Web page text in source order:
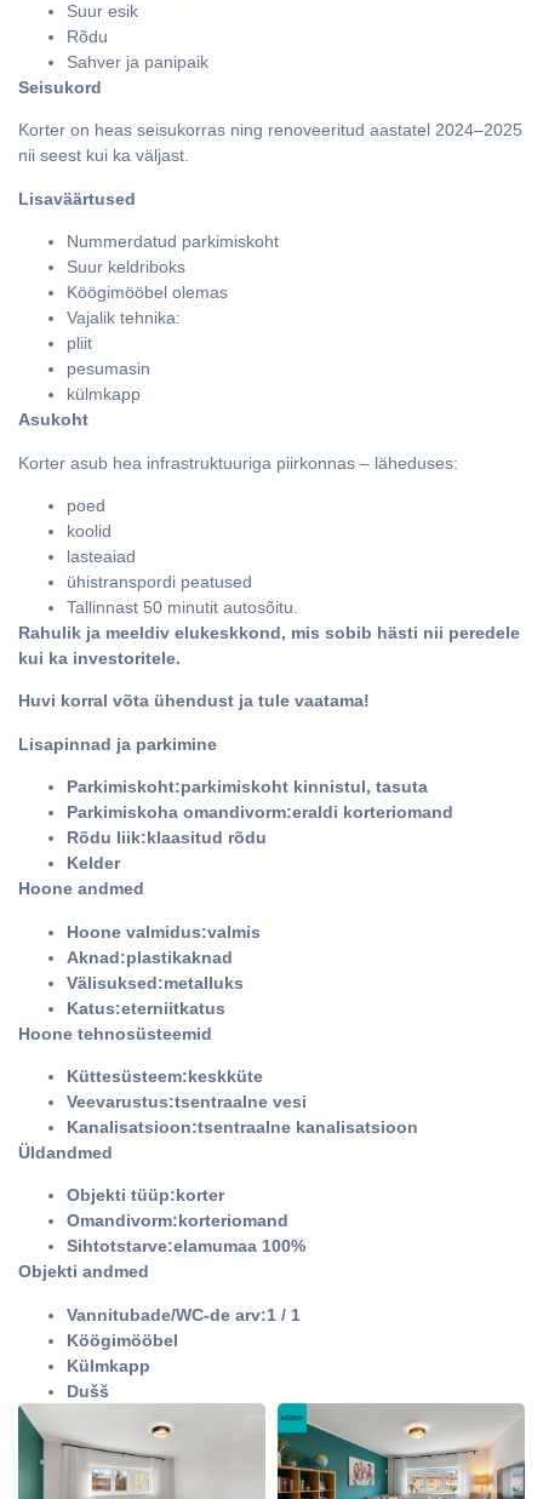
Suur esik
Rõdu
Sahver ja panipaik
Seisukord
Korter on heas seisukorras ning renoveeritud aastatel 2024–2025
nii seest kui ka väljast.
Lisaväärtused
Nummerdatud parkimiskoht
Suur keldriboks
Köögimööbel olemas
Vajalik tehnika:
pliit
pesumasin
külmkapp
Asukoht
Korter asub hea infrastruktuuriga piirkonnas – läheduses:
poed
koolid
lasteaiad
ühistranspordi peatused
Tallinnast 50 minutit autosõitu.
Rahulik ja meeldiv elukeskkond, mis sobib hästi nii peredele
kui ka investoritele.
Huvi korral võta ühendust ja tule vaatama!
Lisapinnad ja parkimine
Parkimiskoht:parkimiskoht kinnistul, tasuta
Parkimiskoha omandivorm:eraldi korteriomand
Rõdu liik:klaasitud rõdu
Kelder
Hoone andmed
Hoone valmidus:valmis
Aknad:plastikaknad
Välisuksed:metalluks
Katus:eterniitkatus
Hoone tehnosüsteemid
Küttesüsteem:keskküte
Veevarustus:tsentraalne vesi
Kanalisatsioon:tsentraalne kanalisatsioon
Üldandmed
Objekti tüüp:korter
Omandivorm:korteriomand
Sihtotstarve:elamumaa 100%
Objekti andmed
Vannitubade/WC-de arv:1 / 1
Köögimööbel
Külmkapp
Dušš